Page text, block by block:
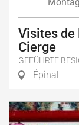
Visites de
Cierge
GEFÜHRTE
Épinal